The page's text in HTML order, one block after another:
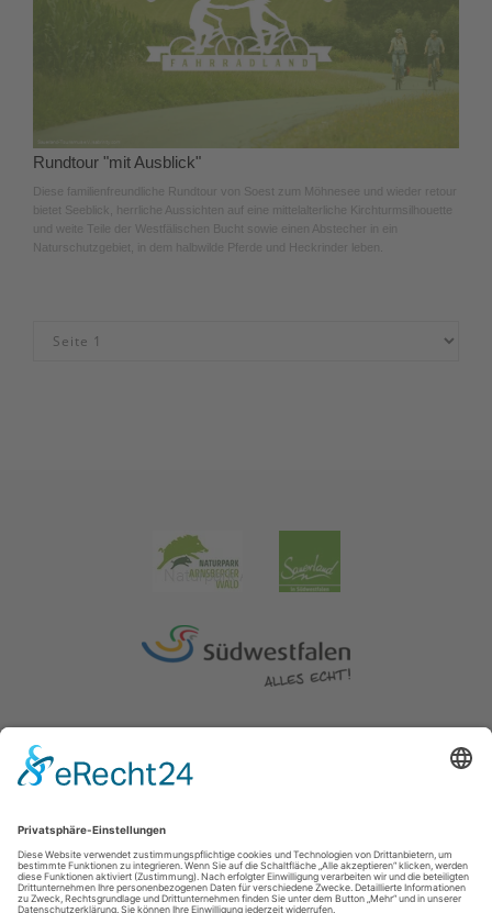
Rundtour "mit Ausblick"
Diese familienfreundliche Rundtour von Soest zum Möhnesee und wieder retour
bietet Seeblick, herrliche Aussichten auf eine mittelalterliche Kirchturmsilhouette
und weite Teile der Westfälischen Bucht sowie einen Abstecher in ein
Naturschutzgebiet, in dem halbwilde Pferde und Heckrinder leben.
Impressum|Erklärung zur Barrierefreiheit
Kreis Soest | Der Landrat Hoher Weg 1-3 59494 Soest